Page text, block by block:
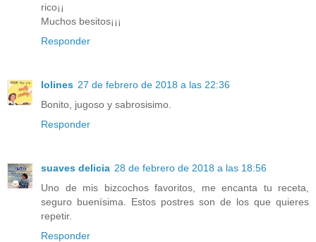
rico¡¡
Muchos besitos¡¡¡
Responder
lolines 27 de febrero de 2018 a las 22:36
Bonito, jugoso y sabrosisimo.
Responder
suaves delicia 28 de febrero de 2018 a las 18:56
Uno de mis bizcochos favoritos, me encanta tu receta,
seguro buenísima. Estos postres son de los que quieres
repetir.
Responder